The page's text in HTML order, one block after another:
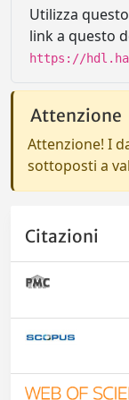
Utilizza
link a questo
https://
Attenzione
Attenzione! I
sottoposti a
Citazioni